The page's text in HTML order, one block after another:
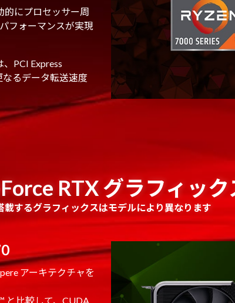
的にプロセッサー周
フォーマンスが実現
PCI Express
るデータ転送速度
RTX グラフィッ
載するグラフィックスはモデルにより異なります
アーキテクチャを
と比較して、CUDA